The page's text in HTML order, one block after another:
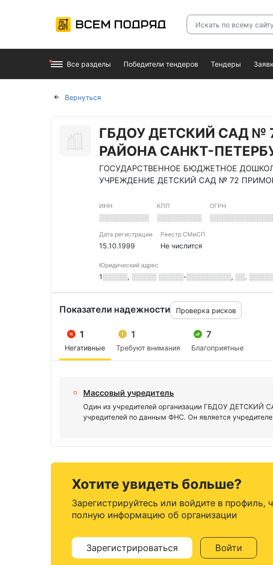
Все разделы Победители тендеров Тендеры
Вернуться
ГБДОУ ДЕТСКИЙ САД №
РАЙОНА САНКТ-
ГОСУДАРСТВЕННОЕ БЮДЖЕТНОЕ
УЧРЕЖДЕНИЕ ДЕТСКИЙ САД № 72
ИНН
░░░░░░░░░░
КПП
░░░░░░░░░
ОГРН
Дата регистрации
15.10.1999
Реестр СМиСП
Не числится
Юридический адрес
1░░░░░, ░░░░░ ░░░░░-░░░░░░░░░, ░░.
Показатели надежности Проверка рисков
1
Негативные
1
Требуют внимания
7
Благоприятные
Массовый учредитель
Один из учредителей организации ГБДОУ
учредителей по данным ФНС. Он является
Хотите увидеть больше?
Зарегистрируйтесь или войдите в профиль,
полную информацию об организации
Зарегистрироваться Войти